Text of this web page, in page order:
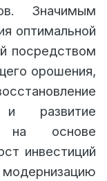
Значимым
оптимальной
посредством
орошения,
и развитие
на основе
инвестиций